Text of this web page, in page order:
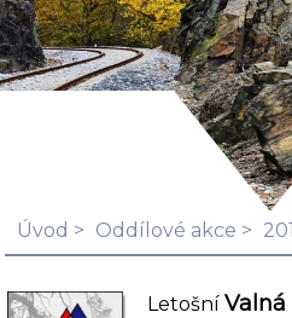
Úvod Oddílové akce
LetošníValná